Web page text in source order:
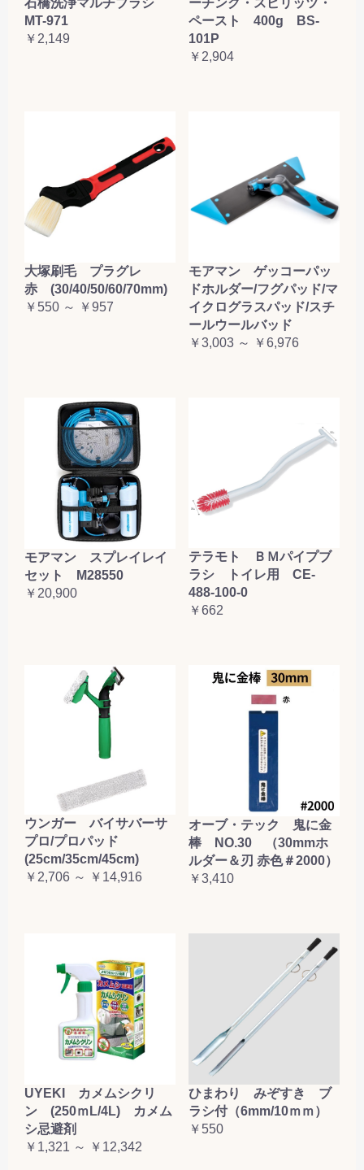
カートへ進む
MT-971
￥2,149
ペースト 400g BS-
101P
￥2,904
大塚刷毛 プラグレ
赤 (30/40/50/60/70mm)
￥550 ～ ￥957
モアマン ゲッコーパッ
ドホルダー/フグパッド/マ
イクログラスパッド/スチ
ールウールバッド
￥3,003 ～ ￥6,976
モアマン スプレイレイ
セット M28550
￥20,900
テラモト ＢＭパイプブ
ラシ トイレ用 CE-
488-100-0
￥662
ウンガー バイサバーサ
プロ/プロパッド
(25cm/35cm/45cm)
￥2,706 ～ ￥14,916
オーブ・テック 鬼に金
棒 NO.30 （30mmホ
ルダー＆刃 赤色＃2000）
￥3,410
UYEKI カメムシクリ
ン (250ｍL/4L) カメム
シ忌避剤
￥1,321 ～ ￥12,342
ひまわり みぞすき ブ
ラシ付（6mm/10ｍｍ）
￥550